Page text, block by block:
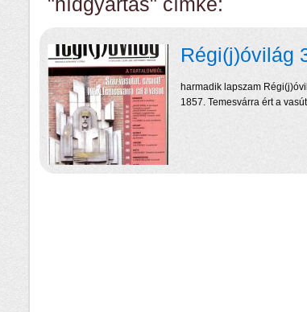
"hídgyártás" címke:
Régi(j)óvilág
harmadik lapszam
1857. Temesvárra ért a vasút